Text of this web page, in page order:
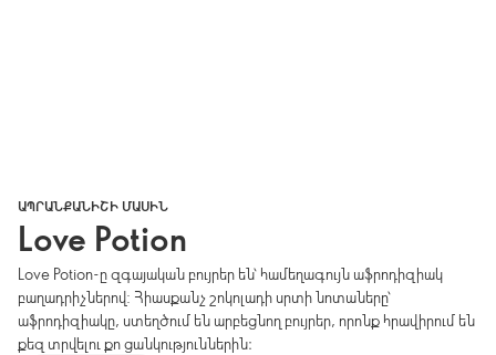
ԱՊՐԱՆՔԱՆԻՇԻ ՄԱՍԻՆ
Love Potion
Love Potion-ը զգայական բույրեր են՝ համեղագույն աֆրոդիզիակ
բաղադրիչներով: Հիասքանչ շոկոլադի սրտի նոտաները՝
աֆրոդիզիակը, ստեղծում են արբեցնող բույրեր, որոնք հրավիրում են
քեզ տրվելու քո ցանկություններին։